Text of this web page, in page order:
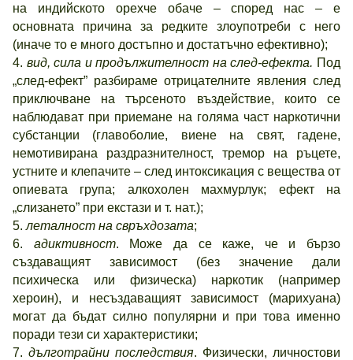
на индийското орехче обаче – според нас – е
основната причина за редките злоупотреби с него
(иначе то е много достъпно и достатъчно ефективно);
4. вид, сила и продължителност на след-ефекта. Под
„след-ефект” разбираме отрицателните явления след
приключване на търсеното въздействие, които се
наблюдават при приемане на голяма част наркотични
субстанции (главоболие, виене на свят, гадене,
немотивирана раздразнителност, тремор на ръцете,
устните и клепачите – след интоксикация с вещества от
опиевата група; алкохолен махмурлук; ефект на
„слизането” при екстази и т. нат.);
5. леталност на свръхдозата;
6. адиктивност. Може да се каже, че и бързо
създаващият зависимост (без значение дали
психическа или физическа) наркотик (например
хероин), и несъздаващият зависимост (марихуана)
могат да бъдат силно популярни и при това именно
поради тези си характеристики;
7. дълготрайни последствия. Физически, личностови